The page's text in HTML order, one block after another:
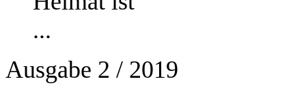
Ausgabe 2 / 2019